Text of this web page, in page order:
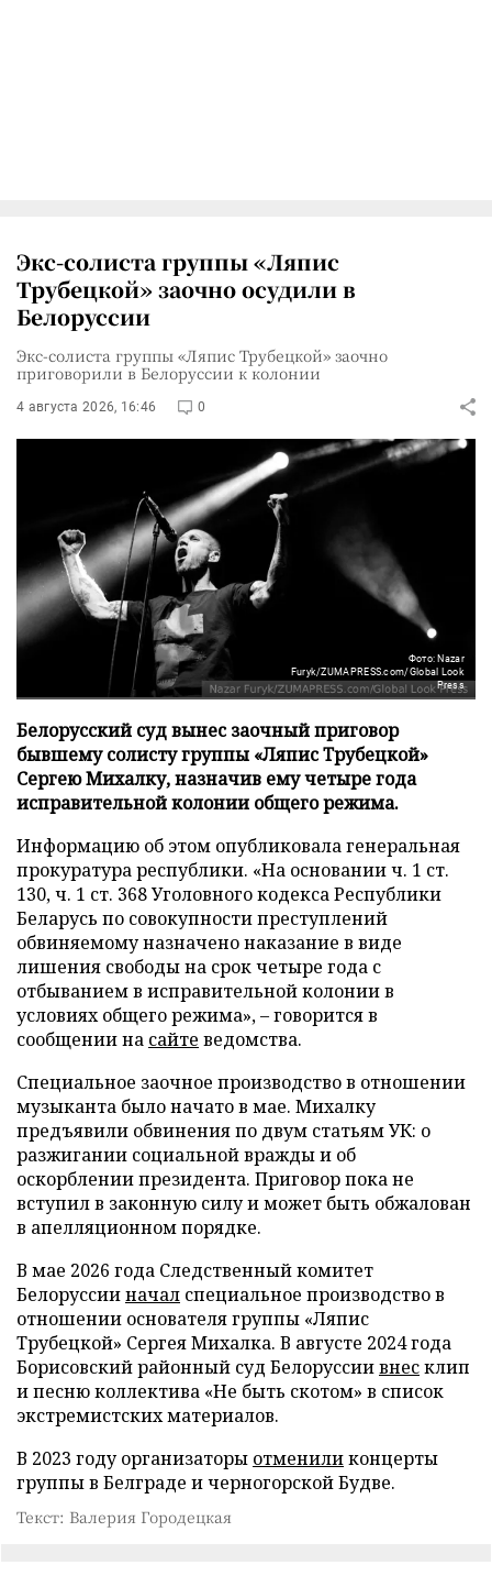
Экс-солиста группы «Ляпис
Трубецкой» заочно осудили в
Белоруссии
Экс-солиста группы «Ляпис Трубецкой» заочно
приговорили в Белоруссии к колонии
4 августа 2026, 16:46 0
Фото: Nazar
Furyk/ZUMAPRESS.com/Global Look
Press
Белорусский суд вынес заочный приговор
бывшему солисту группы «Ляпис Трубецкой»
Сергею Михалку, назначив ему четыре года
исправительной колонии общего режима.
Информацию об этом опубликовала генеральная
прокуратура республики. «На основании ч. 1 ст.
130, ч. 1 ст. 368 Уголовного кодекса Республики
Беларусь по совокупности преступлений
обвиняемому назначено наказание в виде
лишения свободы на срок четыре года с
отбыванием в исправительной колонии в
условиях общего режима», – говорится в
сообщении на сайте ведомства.
Специальное заочное производство в отношении
музыканта было начато в мае. Михалку
предъявили обвинения по двум статьям УК: о
разжигании социальной вражды и об
оскорблении президента. Приговор пока не
вступил в законную силу и может быть обжалован
в апелляционном порядке.
В мае 2026 года Следственный комитет
Белоруссииначал специальное производство в
отношении основателя группы «Ляпис
Трубецкой» Сергея Михалка. В августе 2024 года
Борисовский районный суд Белоруссиивнесклип
и песню коллектива «Не быть скотом» в список
экстремистских материалов.
В 2023 году организаторы отмениликонцерты
группы в Белграде и черногорской Будве.
Текст: Валерия Городецкая